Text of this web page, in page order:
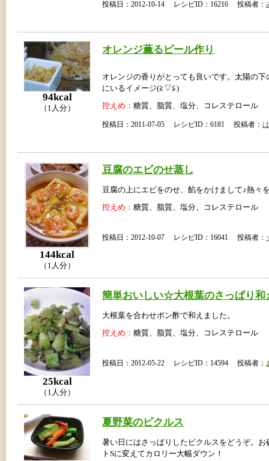
投稿日：2012-10-14 レシピID：16216 投稿者：
94kcal
（1人分）
オレンジ薫るピール作り
オレンジの香りがとっても良いです。太陽の下
にいるイメージ(≧▽≦)
控えめ： 糖質、脂質、塩分、コレステロール
投稿日：2011-07-05 レシピID：6181 投稿者：
144kcal
（1人分）
豆腐のエビのせ蒸し
豆腐の上にエビをのせ、餡をかけまして♪熱々
控えめ： 糖質、脂質、塩分、コレステロール
投稿日：2012-10-07 レシピID：16041 投稿者：
25kcal
（1人分）
簡単おいしい☆大根葉のさっぱり和
大根葉を合わせポン酢で和えました。
控えめ： 糖質、脂質、塩分、コレステロール
投稿日：2012-05-22 レシピID：14594 投稿者：
夏野菜のピクルス
暑い日にはさっぱりしたピクルスをどうぞ。お
トSに変えてカロリー大幅ダウン！